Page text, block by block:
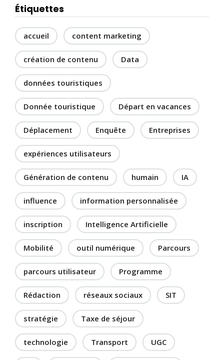
Étiquettes
accueil content marketing
création de contenu Data
données touristiques
Donnée touristique Départ en vacances
Déplacement Enquête Entreprises
expériences utilisateurs
Génération de contenu humain IA
influence information personnalisée
inscription Intelligence Artificielle
Mobilité outil numérique Parcours
parcours utilisateur Programme
Rédaction réseaux sociaux SIT
stratégie Taxe de séjour
technologie Transport UGC